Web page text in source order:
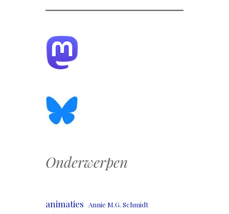
Onderwerpen
animaties Annie M.G. Schmidt